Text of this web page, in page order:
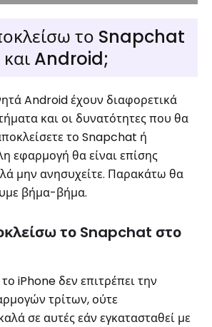
το Snapchat
Android;
Android έχουν διαφορετικά
και οι δυνατότητες που θα
το Snapchat ή
εφαρμογή θα είναι επίσης
μην ανησυχείτε. Παρακάτω θα
βήμα-βήμα.
το Snapchat στο
iPhone δεν επιτρέπει την
τρίτων, ούτε
σε αυτές εάν εγκατασταθεί με